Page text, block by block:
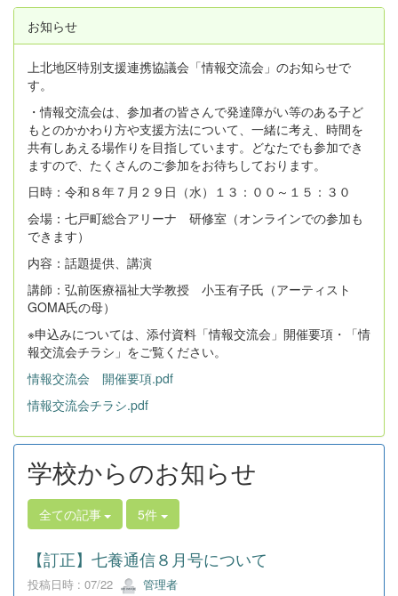
お知らせ
上北地区特別支援連携協議会「情報交流会」のお知らせで
す。
・情報交流会は、参加者の皆さんで発達障がい等のある子ど
もとのかかわり方や支援方法について、一緒に考え、時間を
共有しあえる場作りを目指しています。どなたでも参加でき
ますので、たくさんのご参加をお待ちしております。
日時：令和８年７月２９日（水）１３：００～１５：３０
会場：七戸町総合アリーナ 研修室（オンラインでの参加も
できます）
内容：話題提供、講演
講師：弘前医療福祉大学教授 小玉有子氏（アーティスト
GOMA氏の母）
※申込みについては、添付資料「情報交流会」開催要項・「情
報交流会チラシ」をご覧ください。
情報交流会 開催要項.pdf
情報交流会チラシ.pdf
学校からのお知らせ
全ての記事 5件
【訂正】七養通信８月号について
投稿日時 : 07/22 管理者